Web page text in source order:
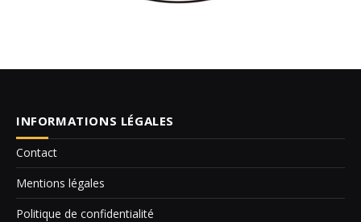
INFORMATIONS LÉGALES
Contact
Mentions légales
Politique de confidentialité